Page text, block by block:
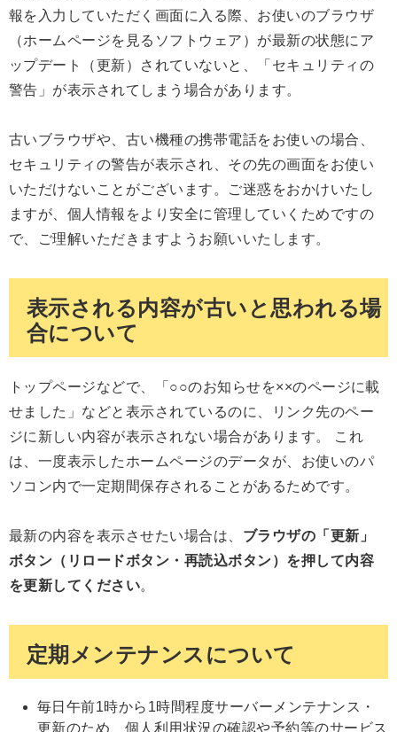
報を入力していただく画面に入る際、お使いのブラウザ
（ホームページを見るソフトウェア）が最新の状態にア
ップデート（更新）されていないと、「セキュリティの
警告」が表示されてしまう場合があります。
古いブラウザや、古い機種の携帯電話をお使いの場合、
セキュリティの警告が表示され、その先の画面をお使い
いただけないことがございます。ご迷惑をおかけいたし
ますが、個人情報をより安全に管理していくためですの
で、ご理解いただきますようお願いいたします。
表示される内容が古いと思われる場
合について
トップページなどで、「○○のお知らせを××のページに載
せました」などと表示されているのに、リンク先のペー
ジに新しい内容が表示されない場合があります。 これ
は、一度表示したホームページのデータが、お使いのパ
ソコン内で一定期間保存されることがあるためです。
最新の内容を表示させたい場合は、 ブラウザの「更新」
ボタン（リロードボタン・再読込ボタン）を押して内容
を更新してください。
定期メンテナンスについて
毎日午前1時から1時間程度サーバーメンテナンス・
更新のため、個人利用状況の確認や予約等のサービス